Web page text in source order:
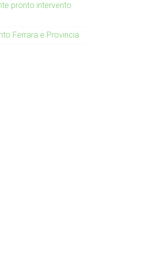
pronto intervento
Ferrara e Provincia